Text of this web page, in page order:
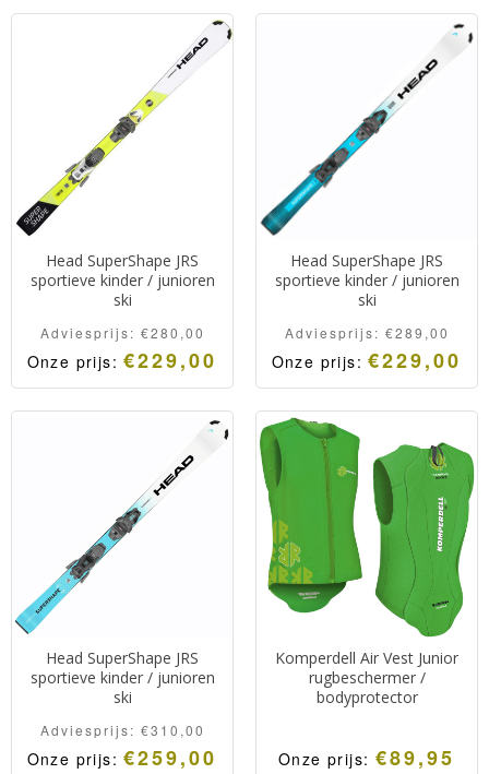
all mountain skihelm voor
kinderen en junioren
voorzien van MiPS.
all mountain skihelm voor
voorzien van MiPS.
Head SuperShape JRS
sportieve kinder / junioren
ski
Adviesprijs: €280,00
Onze prijs:€229,00
Head SuperShape JRS.
Race georiënteerde
gevorderde skiërs die een
sportieve ski willen met
doorgroeimogelijkheden.
Head SuperShape JRS
sportieve kinder / junioren
ski
Adviesprijs: €289,00
Onze prijs:€229,00
Head SuperShape JRS.
Race georiënteerde
kinder- juniorenski voor
gevorderde skiërs die een
sportieve ski willen met
doorgroeimogelijkheden.
Head SuperShape JRS
sportieve kinder / junioren
ski
Adviesprijs: €310,00
Onze prijs:€259,00
Komperdell Air Vest Junior
rugbeschermer /
bodyprotector
Onze prijs: €89,95